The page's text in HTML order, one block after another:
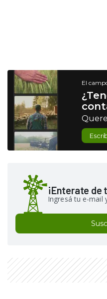
El
¡Enterate de
Ingresá tu e-mail